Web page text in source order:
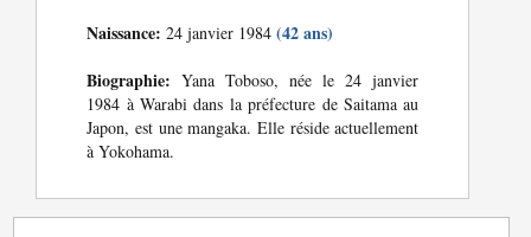
Naissance: 24 janvier 1984(42 ans)
Biographie: Yana Toboso, née le 24 janvier
1984 à Warabi dans la préfecture de Saitama au
Japon, est une mangaka. Elle réside actuellement
à Yokohama.